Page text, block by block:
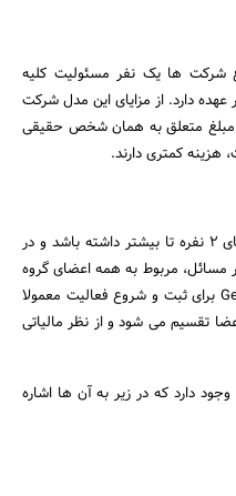
شرکت ها یک نفر مسئولیت کلیه
دارد. از مزایای این مدل شرکت
متعلق به همان شخص حقیقی
کمتری دارند.
این شرکت ها در حقیقت می توانند اعضای ۲ نفره تا بیشتر داشته باشد و در
مسائل، مربوط به همه اعضای گروه
می شود. شرکت های General Partnership‌ برای ثبت و شروع فعالیت معمولا
تقسیم می شود و از نظر مالیاتی
وجود دارد که در زیر به آن ها اشاره